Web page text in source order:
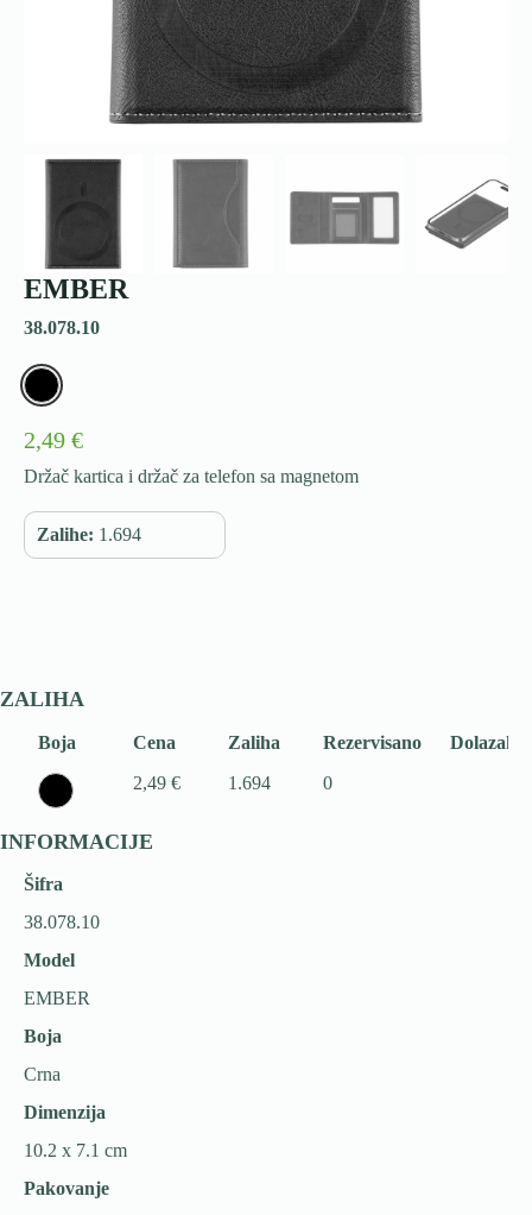
EMBER
38.078.10
2,49 €
Držač kartica i držač za telefon sa magnetom
Zalihe: 1.694
ZALIHA
Boja Cena Zaliha Rezervisano
Dolazak
2,49 €
1.694 0
INFORMACIJE
Šifra
38.078.10
Model
EMBER
Boja
Crna
Dimenzija
10.2 x 7.1 cm
Pakovanje